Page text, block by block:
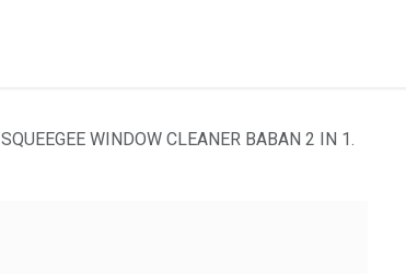
SQUEEGEE WINDOW CLEANER BABAN 2 IN 1.